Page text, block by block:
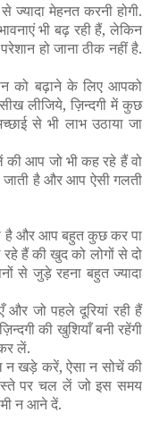
ज्यादा मेहनत करनी होगी.
भी बढ़ रही हैं, लेकिन
हो जाना ठीक नहीं है.
को बढ़ाने के लिए आपको
लीजिये, ज़िन्दगी में कुछ
से भी लाभ उठाया जा
आप जो भी कह रहे हैं वो
जाती है और आप ऐसी गलती
है और आप बहुत कुछ कर पा
हैं की खुद को लोगों से दो
से जुड़े रहना बहुत ज्यादा
और जो पहले दूरियां रही हैं
की खुशियाँ बनी रहेंगी
लें.
न खड़े करें, ऐसा न सोचें की
पर चल लें जो इस समय
न आने दें.